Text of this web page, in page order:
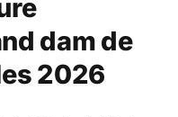
dam de
2026